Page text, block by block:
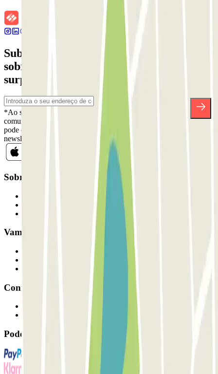
Subscreva a nossa newsletter e saiba mais
sobre descontos, sorteios e muitas outras
surpresas.
*Ao subscrever, aceita a nossa Política de Privacidade para receber
comunicações comerciais da Parclick. Sem qualquer obrigação,
pode cancelar a sua subscrição sempre que quiser na mesma
newsletter.
Sobre a Parclick
Os nossos parques de estacionamento
Vamos colaborar?
Contacto
Pode utilizar estes métodos de pagamento: